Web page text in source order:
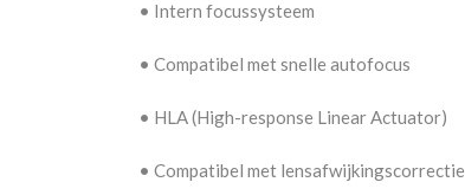
• Intern focussysteem
• Compatibel met snelle autofocus
• HLA (High-response Linear Actuator)
• Compatibel met lensafwijkingscorrectie